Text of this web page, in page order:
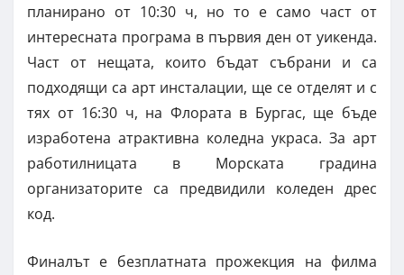
планирано от 10:30 ч, но то е само част от
интересната програма в първия ден от уикенда.
Част от нещата, които бъдат събрани и са
подходящи са арт инсталации, ще се отделят и с
тях от 16:30 ч, на Флората в Бургас, ще бъде
изработена атрактивна коледна украса. За арт
работилницата в Морската градина
организаторите са предвидили коледен дрес
код.
Финалът е безплатната прожекция на филма